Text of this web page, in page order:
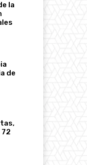
la
de